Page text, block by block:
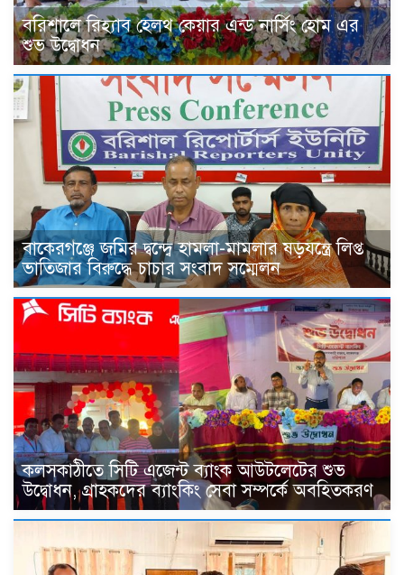
বরিশালে রিহ্যাব হেলথ কেয়ার এন্ড নার্সিং হোম এর
শুভ উদ্বোধন
বাকেরগঞ্জে জমির দ্বন্দ্বে হামলা-মামলার ষড়যন্ত্রে লিপ্ত
ভাতিজার বিরুদ্ধে চাচার সংবাদ সম্মেলন
কলসকাঠীতে সিটি এজেন্ট ব্যাংক আউটলেটের শুভ
উদ্বোধন, গ্রাহকদের ব্যাংকিং সেবা সম্পর্কে অবহিতকরণ